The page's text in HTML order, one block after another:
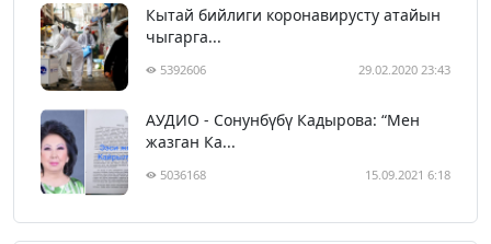
Кытай бийлиги коронавирусту атайын
чыгарга...
5392606 29.02.2020 23:43
АУДИО - Сонунбүбү Кадырова: “Мен
жазган Ка...
5036168 15.09.2021 6:18